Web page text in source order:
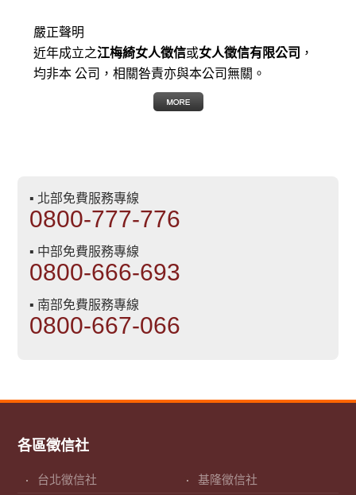
嚴正聲明
近年成立之江梅綺女人徵信或女人徵信有限公司 ，
均非本 公司，相關咎責亦與本公司無關。
▪ 北部免費服務專線
0800-777-776
▪ 中部免費服務專線
0800-666-693
▪ 南部免費服務專線
0800-667-066
各區徵信社
台北徵信社 基隆徵信社